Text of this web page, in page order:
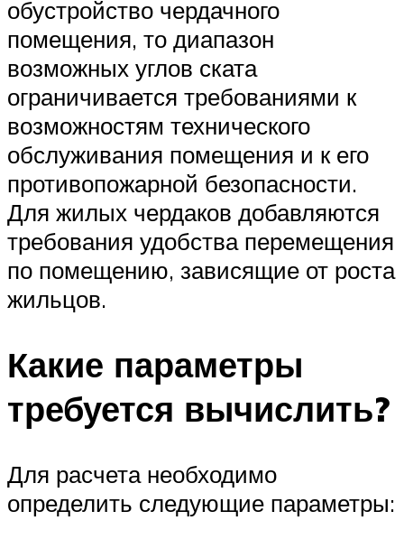
обустройство чердачного
помещения, то диапазон
возможных углов ската
ограничивается требованиями к
возможностям технического
обслуживания помещения и к его
противопожарной безопасности.
Для жилых чердаков добавляются
требования удобства перемещения
по помещению, зависящие от роста
жильцов.
Какие параметры
требуется вычислить?
Для расчета необходимо
определить следующие параметры: